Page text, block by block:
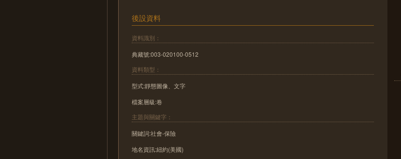
後設資料
資料識別：
典藏號:003-020100-0512
資料類型：
型式:靜態圖像、文字
檔案層級:卷
主題與關鍵字：
關鍵詞:社會-保險
地名資訊:紐約(美國)